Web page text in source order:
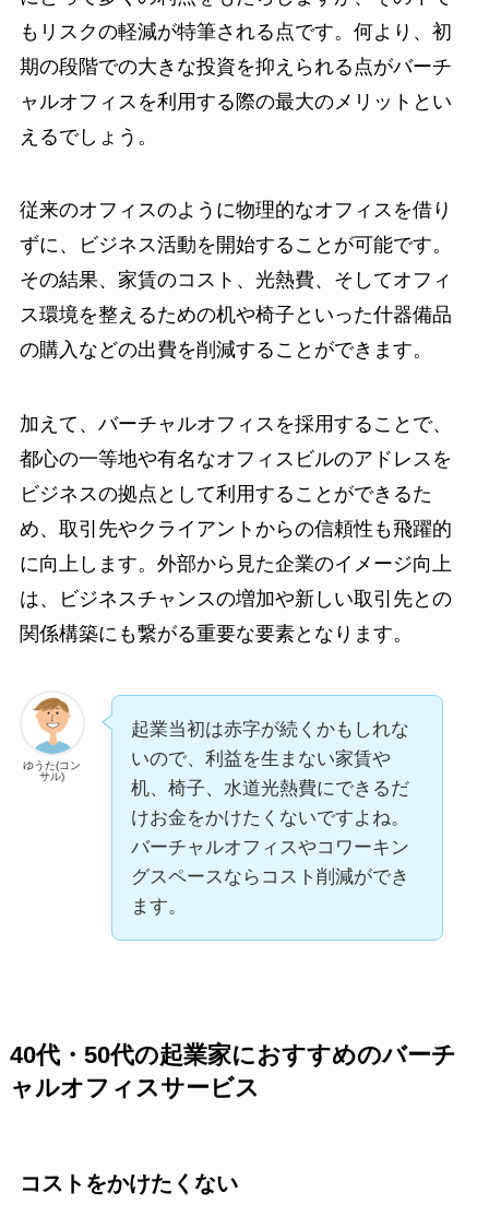
もリスクの軽減が特筆される点です。何より、初
期の段階での大きな投資を抑えられる点がバーチ
ャルオフィスを利用する際の最大のメリットとい
えるでしょう。
従来のオフィスのように物理的なオフィスを借り
ずに、ビジネス活動を開始することが可能です。
その結果、家賃のコスト、光熱費、そしてオフィ
ス環境を整えるための机や椅子といった什器備品
の購入などの出費を削減することができます。
加えて、バーチャルオフィスを採用することで、
都心の一等地や有名なオフィスビルのアドレスを
ビジネスの拠点として利用することができるた
め、取引先やクライアントからの信頼性も飛躍的
に向上します。外部から見た企業のイメージ向上
は、ビジネスチャンスの増加や新しい取引先との
関係構築にも繋がる重要な要素となります。
ゆうた(コン
サル)
起業当初は赤字が続くかもしれな
いので、利益を生まない家賃や
机、椅子、水道光熱費にできるだ
けお金をかけたくないですよね。
バーチャルオフィスやコワーキン
グスペースならコスト削減ができ
ます。
40代・50代の起業家におすすめのバーチ
ャルオフィスサービス
コストをかけたくない